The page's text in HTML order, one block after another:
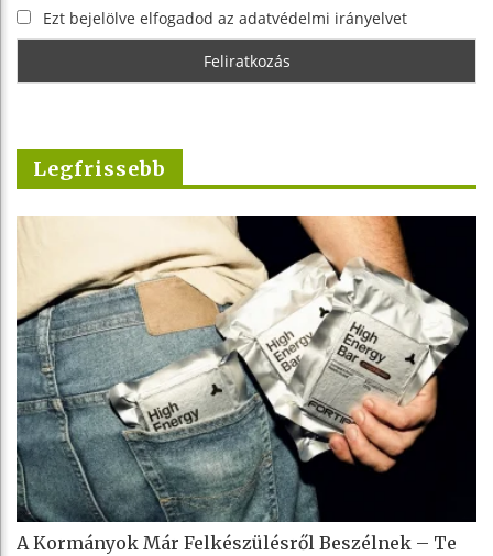
Ezt bejelölve elfogadod az adatvédelmi irányelvet
Legfrissebb
A Kormányok Már Felkészülésről Beszélnek – Te